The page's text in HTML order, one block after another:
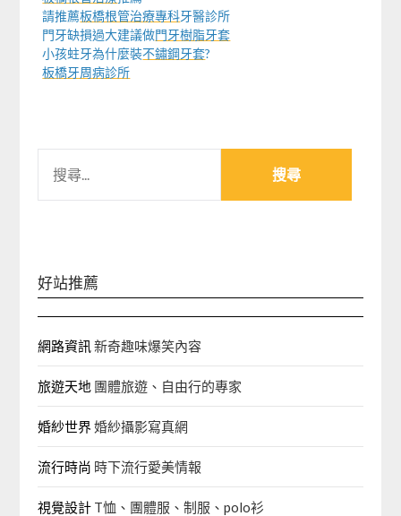
請推薦板橋根管治療專科牙醫診所
門牙缺損過大建議做門牙樹脂牙套
小孩蛀牙為什麼裝不鏽鋼牙套?
板橋牙周病診所
關
好站推薦
網路資訊 新奇趣味爆笑內容
旅遊天地 團體旅遊、自由行的專家‎
婚紗世界婚紗攝影寫真網
流行時尚 時下流行愛美情報
視覺設計 T恤、團體服、制服、polo衫